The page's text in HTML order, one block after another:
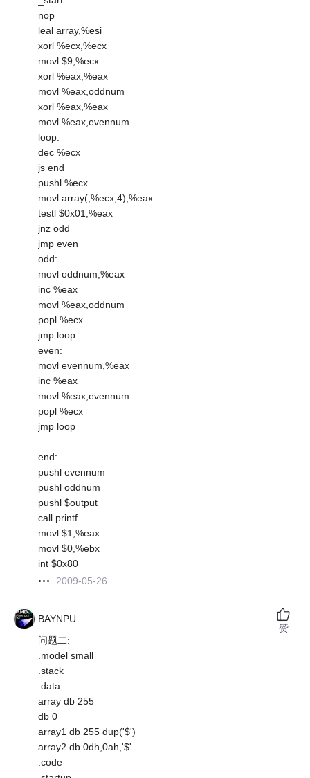
nop
leal array,%esi
xorl %ecx,%ecx
movl $9,%ecx
xorl %eax,%eax
movl %eax,oddnum
xorl %eax,%eax
movl %eax,evennum
loop:
dec %ecx
js end
pushl %ecx
movl array(,%ecx,4),%eax
testl $0x01,%eax
jnz odd
jmp even
odd:
movl oddnum,%eax
inc %eax
movl %eax,oddnum
popl %ecx
jmp loop
even:
movl evennum,%eax
inc %eax
movl %eax,evennum
popl %ecx
jmp loop
end:
pushl evennum
pushl oddnum
pushl $output
call printf
movl $1,%eax
movl $0,%ebx
int $0x80
2009-05-26
BAYNPU
问题二:
.model small
.stack
.data
array db 255
db 0
array1 db 255 dup('$')
array2 db 0dh,0ah,'$'
.code
赞